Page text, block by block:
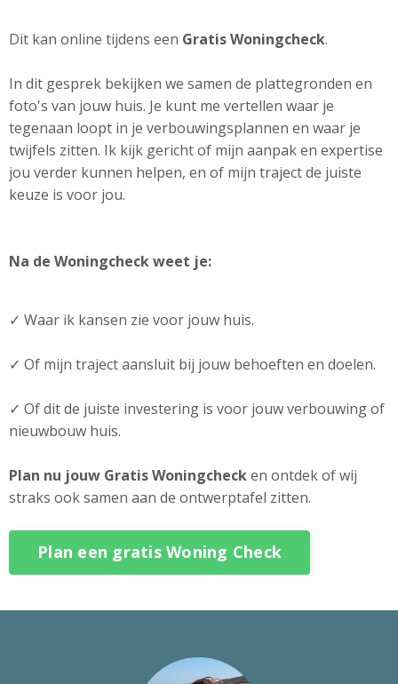
Dit kan online tijdens een Gratis Woningcheck.
In dit gesprek bekijken we samen de plattegronden en
foto's van jouw huis. Je kunt me vertellen waar je
tegenaan loopt in je verbouwingsplannen en waar je
twijfels zitten. Ik kijk gericht of mijn aanpak en expertise
jou verder kunnen helpen, en of mijn traject de juiste
keuze is voor jou.
Na de Woningcheck weet je:
✓ Waar ik kansen zie voor jouw huis.
✓ Of mijn traject aansluit bij jouw behoeften en doelen.
✓ Of dit de juiste investering is voor jouw verbouwing of
nieuwbouw huis.
Plan nu jouw Gratis Woningchecken ontdek of wij
straks ook samen aan de ontwerptafel zitten.
Plan een gratis Woning Check